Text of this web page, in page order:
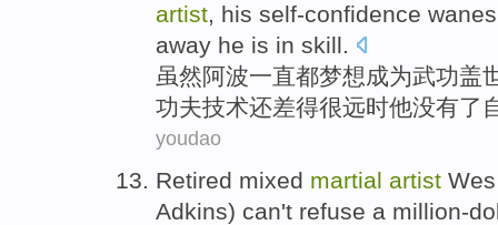
artist, his self-confidence
away he is in skill.
虽然阿波一直都梦想成为武功盖
功夫技术还差得很远时他没有了
youdao
Retired mixed martial artist Wes
Adkins) can't refuse a million-